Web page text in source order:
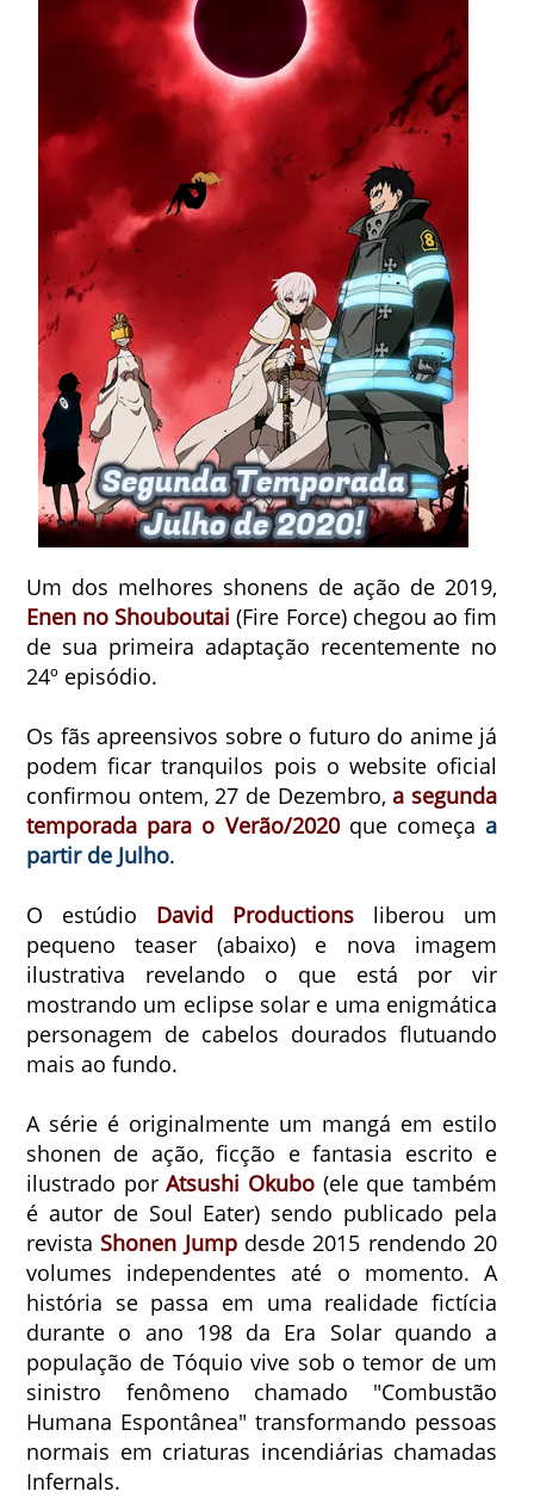
Um dos melhores shonens de ação de 2019,
Enen no Shouboutai (Fire Force) chegou ao fim
de sua primeira adaptação recentemente no
24º episódio.
Os fãs apreensivos sobre o futuro do anime já
podem ficar tranquilos pois o website oficial
confirmou ontem, 27 de Dezembro,a segunda
temporada para o Verão/2020que começaa
partir de Julho.
O estúdio David Productions liberou um
pequeno teaser (abaixo) e nova imagem
ilustrativa revelando o que está por vir
mostrando um eclipse solar e uma enigmática
personagem de cabelos dourados flutuando
mais ao fundo.
A série é originalmente um mangá em estilo
shonen de ação, ficção e fantasia escrito e
ilustrado porAtsushi Okubo (ele que também
é autor de Soul Eater) sendo publicado pela
revista Shonen Jump desde 2015 rendendo 20
volumes independentes até o momento. A
história se passa em uma realidade fictícia
durante o ano 198 da Era Solar quando a
população de Tóquio vive sob o temor de um
sinistro fenômeno chamado "Combustão
Humana Espontânea" transformando pessoas
normais em criaturas incendiárias chamadas
Infernals.